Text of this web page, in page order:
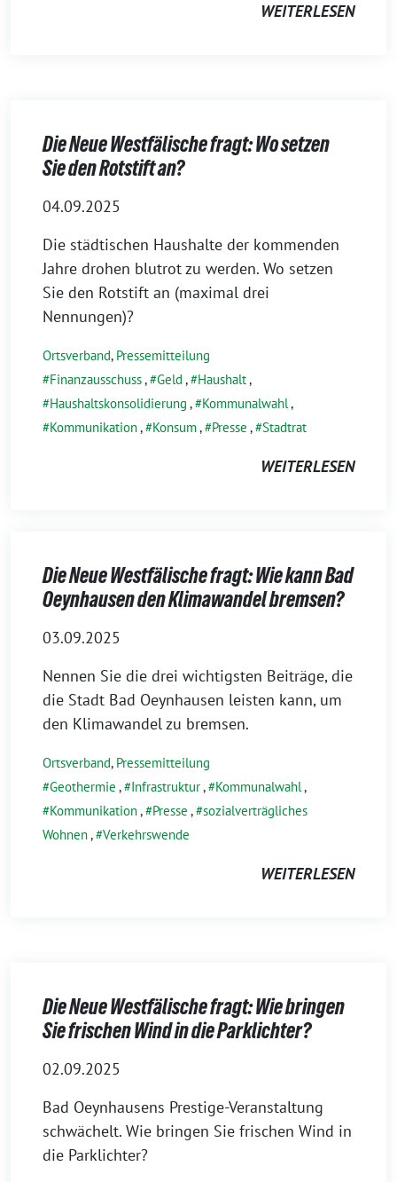
WEITERLESEN
Die Neue Westfälische fragt: Wo setzen
Sie den Rotstift an?
04.09.2025
Die städtischen Haushalte der kommenden
Jahre drohen blutrot zu werden. Wo setzen
Sie den Rotstift an (maximal drei
Nennungen)?
Ortsverband, Pressemitteilung
Finanzausschuss, Geld , Haushalt,
Haushaltskonsolidierung , Kommunalwahl,
Kommunikation, Konsum, Presse , Stadtrat
WEITERLESEN
Die Neue Westfälische fragt: Wie kann Bad
Oeynhausen den Klimawandel bremsen?
03.09.2025
Nennen Sie die drei wichtigsten Beiträge, die
die Stadt Bad Oeynhausen leisten kann, um
den Klimawandel zu bremsen.
Ortsverband, Pressemitteilung
Geothermie , Infrastruktur, Kommunalwahl,
Kommunikation, Presse , sozialverträgliches
Wohnen, Verkehrswende
WEITERLESEN
Die Neue Westfälische fragt: Wie bringen
Sie frischen Wind in die Parklichter?
02.09.2025
Bad Oeynhausens Prestige-Veranstaltung
schwächelt. Wie bringen Sie frischen Wind in
die Parklichter?